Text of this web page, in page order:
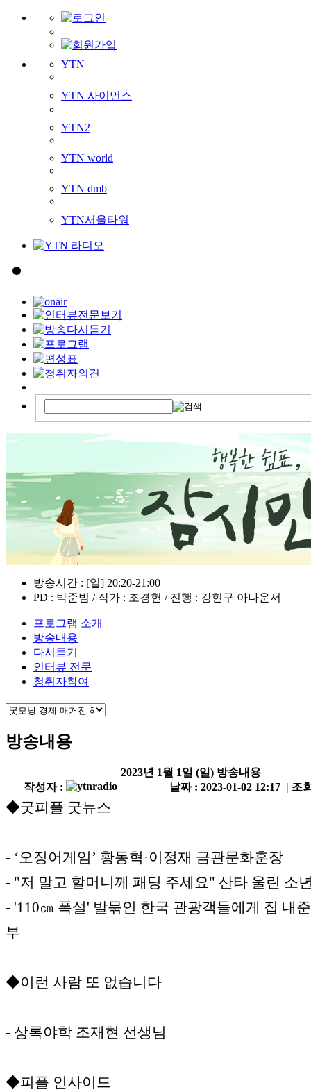
YTN
YTN 사이언스
YTN2
YTN world
YTN dmb
YTN서울타워
방송시간 : [일] 20:20-21:00
PD : 박준범 / 작가 : 조경헌 / 진행 : 강현구 아나운서
프로그램 소개
방송내용
다시듣기
인터뷰 전문
청취자참여
방송내용
2023년 1월 1일 (일) 방송내용
작성자 :
날짜 : 2023-01-02 12:17 | 조
◆굿피플 굿뉴스
- ‘오징어게임’ 황동혁·이정재 금관문화훈장
- "저 말고 할머니께 패딩 주세요" 산타 울린 소
- '110㎝ 폭설' 발묶인 한국 관광객들에게 집 내
부
◆이런 사람 또 없습니다
- 상록야학 조재현 선생님
◆피플 인사이드